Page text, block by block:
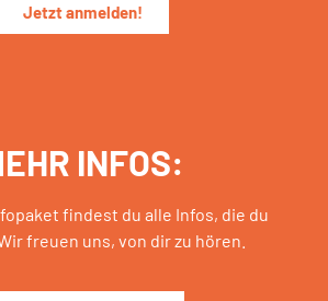
Jetzt anmelden!
INFOS:
findest du alle Infos, die du
freuen uns, von dir zu hören.